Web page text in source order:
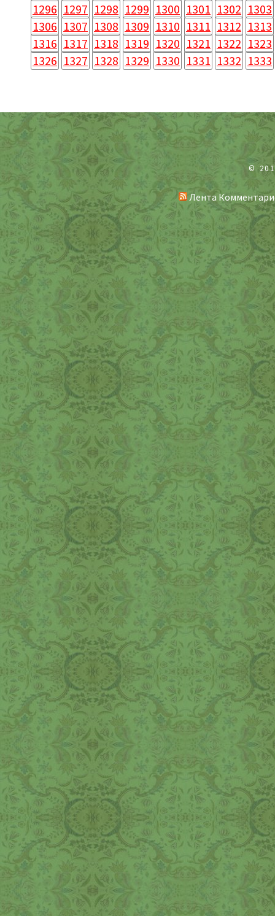
1296 1297 1298 1299 1300 1301 1302 1303
1306 1307 1308 1309 1310 1311 1312 1313
1316 1317 1318 1319 1320 1321 1322 1323
1326 1327 1328 1329 1330 1331 1332 1333
©
Лента